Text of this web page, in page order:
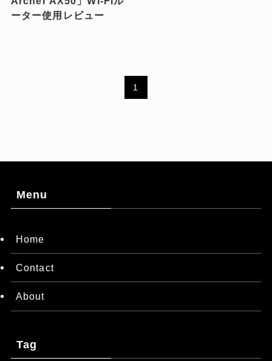
ーター使用レビュー
1
Menu
Home
Contact
About
Tag